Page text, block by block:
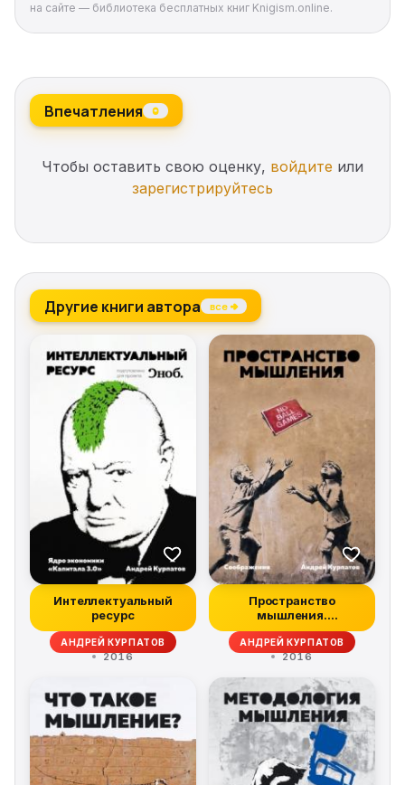
на сайте — библиотека бесплатных книг Knigism.online.
Впечатления 0
Чтобы оставить свою оценку, войдите или
зарегистрируйтесь
Другие книги автора все →
Интеллектуальный
ресурс
АНДРЕЙ КУРПАТОВ
2016
Пространство
мышления.
Соображения
АНДРЕЙ КУРПАТОВ
2016